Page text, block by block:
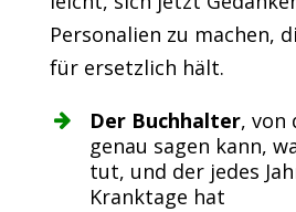
Personalien zu machen,
für ersetzlich hält.
Der Buchhalter, von
genau sagen kann,
tut, und der jedes
Kranktage hat